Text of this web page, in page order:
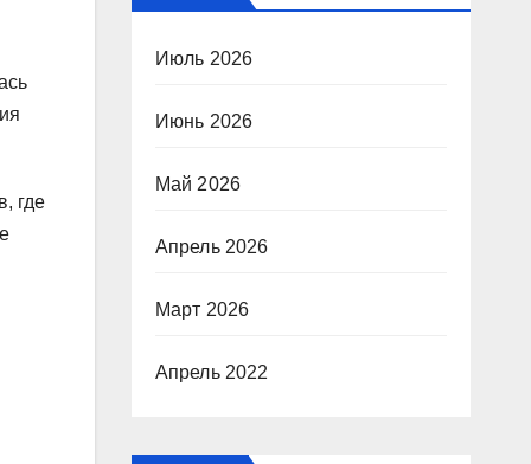
где
Июль 2026
Июнь 2026
Май 2026
Апрель 2026
Март 2026
Апрель 2022